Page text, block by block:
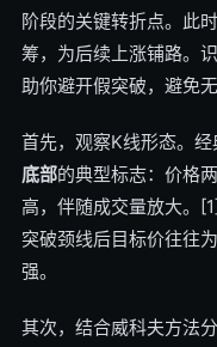
阶段的关键转折点。此
筹，为后续上涨铺路。
助你避开假突破，避免无
首先，观察K线形态。
底部的典型标志：价格
高，伴随成交量放大。
突破颈线后目标价往往
强。
其次，结合威科夫方法